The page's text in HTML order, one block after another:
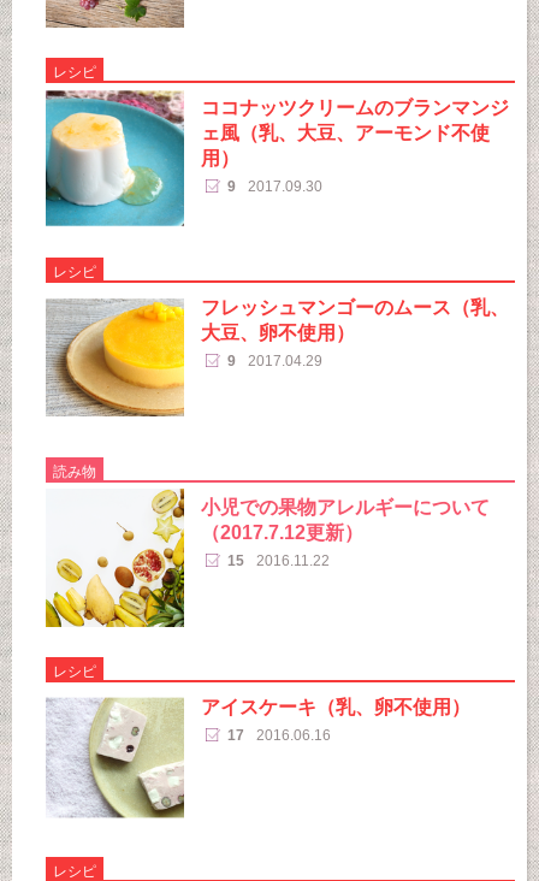
レシピ
ココナッツクリームのブランマンジ
ェ風（乳、大豆、アーモンド不使
用）
9 2017.09.30
レシピ
フレッシュマンゴーのムース（乳、
大豆、卵不使用）
9 2017.04.29
読み物
小児での果物アレルギーについて
（2017.7.12更新）
15 2016.11.22
レシピ
アイスケーキ（乳、卵不使用）
17 2016.06.16
レシピ